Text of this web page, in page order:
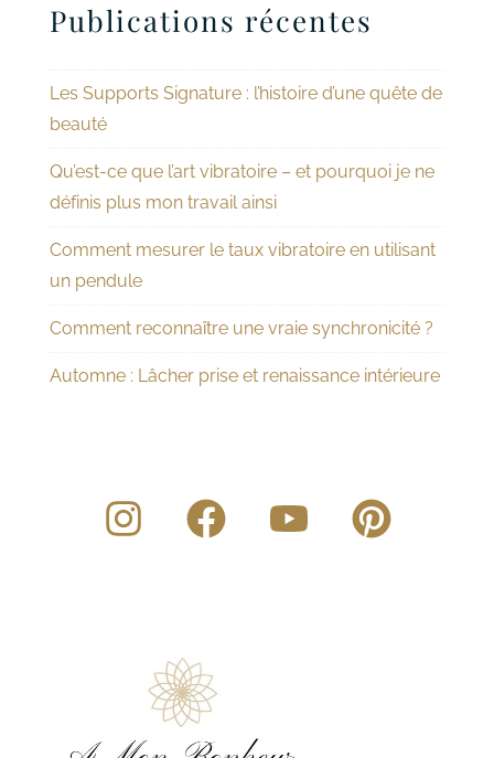
Publications récentes
Les Supports Signature : l’histoire d’une quête de
beauté
Qu’est-ce que l’art vibratoire – et pourquoi je ne
définis plus mon travail ainsi
Comment mesurer le taux vibratoire en utilisant
un pendule
Comment reconnaître une vraie synchronicité ?
Automne : Lâcher prise et renaissance intérieure